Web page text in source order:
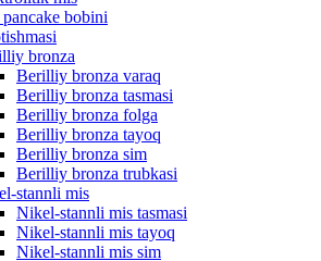
bobini
bronza
Berilliy bronza varaq
Berilliy bronza tasmasi
Berilliy bronza folga
Berilliy bronza tayoq
Berilliy bronza sim
Berilliy bronza trubkasi
stannli mis
Nikel-stannli mis tasmasi
Nikel-stannli mis tayoq
Nikel-stannli mis sim